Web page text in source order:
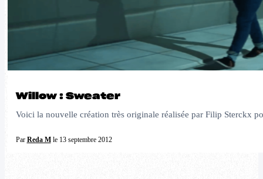
Willow : Sweater
Voici la nouvelle création très originale réalisée par Filip Sterckx
Par Reda Mle 13 septembre 2012